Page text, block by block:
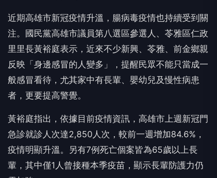
近期高雄市新冠疫情升溫，腸病毒疫情也持續受到關
注。國民黨高雄市議員第八選區參選人、苓雅區仁政
里里長黃裕庭表示，近來不少新興、苓雅、前金鄉親
反映「身邊感冒的人變多」，提醒民眾不能只當成一
般感冒看待，尤其家中有長輩、嬰幼兒及慢性病患
者，更要提高警覺。
黃裕庭指出，依據目前疫情資訊，高雄市上週新冠門
急診就診人次達2,850人次，較前一週增加84.6%，
疫情明顯升溫。另有7例死亡個案皆為65歲以上長
輩，其中僅1人曾接種本季疫苗，顯示長輩防護力仍